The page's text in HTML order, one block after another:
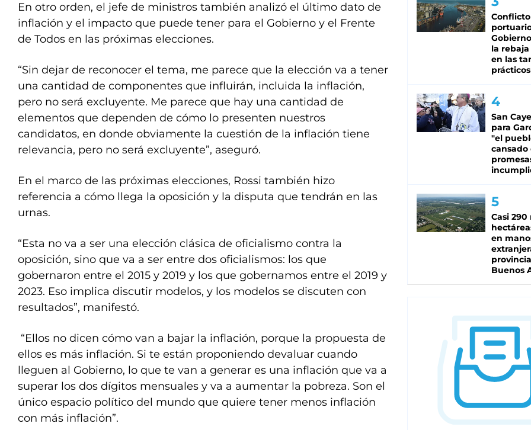
En otro orden, el jefe de ministros también analizó el último dato de
inflación y el impacto que puede tener para el Gobierno y el Frente
de Todos en las próximas elecciones.
“Sin dejar de reconocer el tema, me parece que la elección va a tener
una cantidad de componentes que influirán, incluida la inflación,
pero no será excluyente. Me parece que hay una cantidad de
elementos que dependen de cómo lo presenten nuestros
candidatos, en donde obviamente la cuestión de la inflación tiene
relevancia, pero no será excluyente”, aseguró.
En el marco de las próximas elecciones, Rossi también hizo
referencia a cómo llega la oposición y la disputa que tendrán en las
urnas.
“Esta no va a ser una elección clásica de oficialismo contra la
oposición, sino que va a ser entre dos oficialismos: los que
gobernaron entre el 2015 y 2019 y los que gobernamos entre el 2019 y
2023. Eso implica discutir modelos, y los modelos se discuten con
resultados”, manifestó.
“Ellos no dicen cómo van a bajar la inflación, porque la propuesta de
ellos es más inflación. Si te están proponiendo devaluar cuando
lleguen al Gobierno, lo que te van a generar es una inflación que va a
superar los dos dígitos mensuales y va a aumentar la pobreza. Son el
único espacio político del mundo que quiere tener menos inflación
con más inflación”.
Conflicto
la rebaja
en las
prácticos
San
para
"el
cansado
Casi 290
en
Buenos